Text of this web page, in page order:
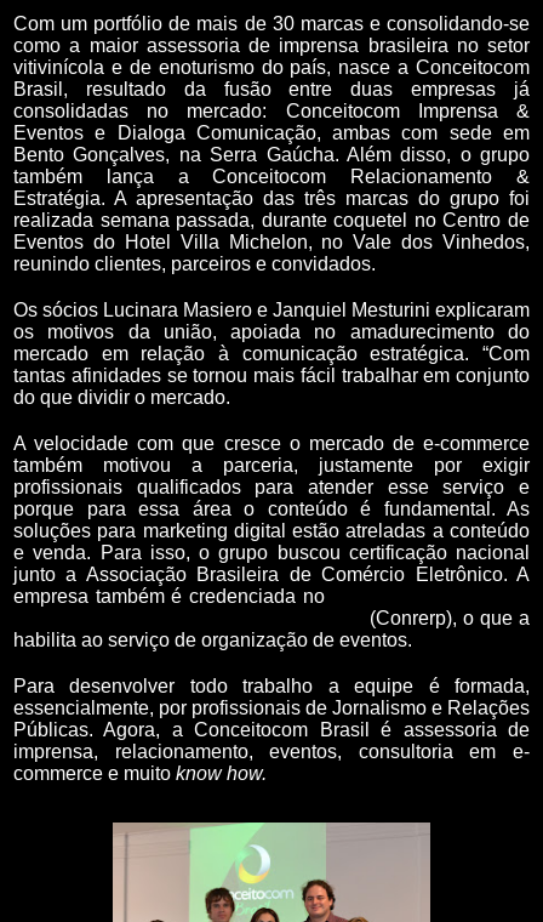
Com um portfólio de mais de 30 marcas e consolidando-se
como a maior assessoria de imprensa brasileira no setor
vitivinícola e de enoturismo do país, nasce a Conceitocom
Brasil, resultado da fusão entre duas empresas já
consolidadas no mercado: Conceitocom Imprensa &
Eventos e Dialoga Comunicação, ambas com sede em
Bento Gonçalves, na Serra Gaúcha. Além disso, o grupo
também lança a Conceitocom Relacionamento &
Estratégia. A apresentação das três marcas do grupo foi
realizada semana passada, durante coquetel no Centro de
Eventos do Hotel Villa Michelon, no Vale dos Vinhedos,
reunindo clientes, parceiros e convidados.
Os sócios Lucinara Masiero e Janquiel Mesturini explicaram
os motivos da união, apoiada no amadurecimento do
mercado em relação à comunicação estratégica. “Com
tantas afinidades se tornou mais fácil trabalhar em conjunto
do que dividir o mercado.
A velocidade com que cresce o mercado de e-commerce
também motivou a parceria, justamente por exigir
profissionais qualificados para atender esse serviço e
porque para essa área o conteúdo é fundamental. As
soluções para marketing digital estão atreladas a conteúdo
e venda. Para isso, o grupo buscou certificação nacional
junto a Associação Brasileira de Comércio Eletrônico. A
empresa também é credenciada no
(Conrerp), o que a
habilita ao serviço de organização de eventos.
Para desenvolver todo trabalho a equipe é formada,
essencialmente, por profissionais de Jornalismo e Relações
Públicas. Agora, a Conceitocom Brasil é assessoria de
imprensa, relacionamento, eventos, consultoria em e-
commerce e muito know how.